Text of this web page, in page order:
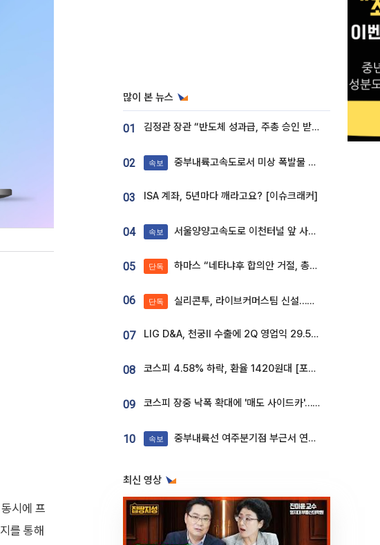
시에 프
를 통해
많이 본 뉴스
01 김정관 장관 “반도체 성과급, 주총 승인 받도록”…상법·자본시장법 개정 시사
02 속보 중부내륙고속도로서 미상 폭발물 발견
03 ISA 계좌, 5년마다 깨라고요? [이슈크래커]
04 속보 서울양양고속도로 이천터널 앞 사고 발생
05 단독 하마스 “네타냐후 합의안 거절, 총선 앞두고 시간 끌기”
06 단독 실리콘투, 라이브커머스팀 신설…K뷰티 ‘글로벌 판매망’ 확대[K뷰티 라방戰]
07 LIG D&A, 천궁Ⅱ 수출에 2Q 영업익 29.5%↑…수주잔고 24.6조 [종합]
08 코스피 4.58% 하락, 환율 1420원대 [포토]
09 코스피 장중 낙폭 확대에 '매도 사이드카'…외인 2.8조'팔자'· 개인 3.1조 '사자'
10 속보 중부내륙선 여주분기점 부근서 연이은 추돌사고 발생
최신 영상